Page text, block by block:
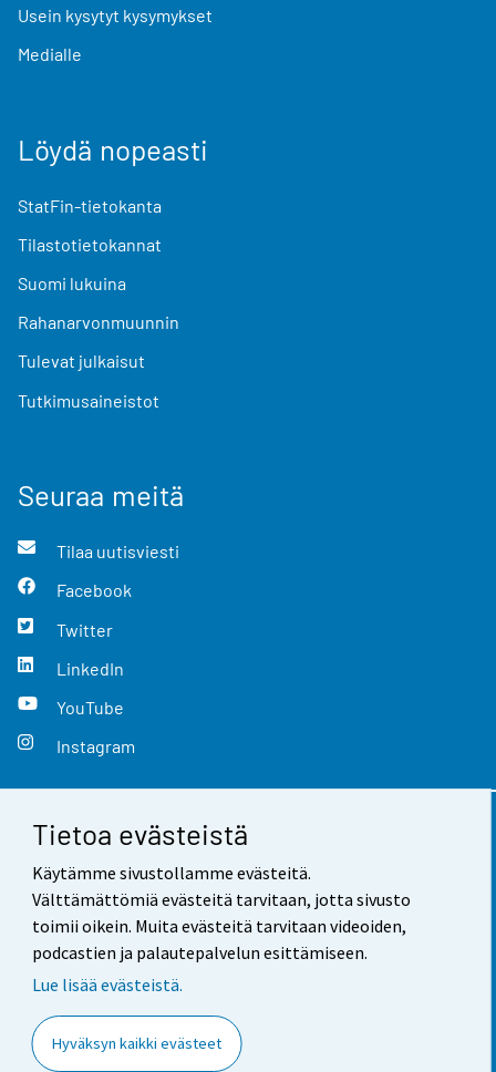
Tietoa evästeistä
Käytämme sivustollamme evästeitä.
Välttämättömiä evästeitä tarvitaan, jotta sivusto
toimii oikein. Muita evästeitä tarvitaan videoiden,
podcastien ja palautepalvelun esittämiseen.
Lue lisää evästeistä.
Hyväksyn kaikki evästeet
Usein kysytyt kysymykset
Medialle
Löydä nopeasti
StatFin-tietokanta
Tilastotietokannat
Suomi lukuina
Rahanarvonmuunnin
Tulevat julkaisut
Tutkimusaineistot
Seuraa meitä
Tilaa uutisviesti
Facebook
Twitter
LinkedIn
YouTube
Instagram
Yhteystiedot
Palaute
Käyttöehdot
Saavutettavuus
Tietoa sivustosta